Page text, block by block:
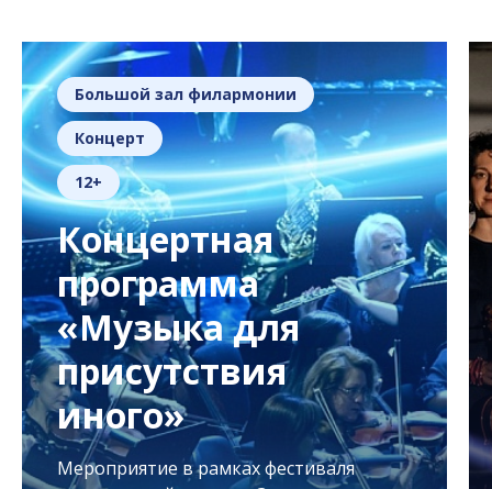
Большой зал филармонии
Концерт
12+
Концертная
программа
«Музыка для
присутствия
иного»
Мероприятие в рамках фестиваля